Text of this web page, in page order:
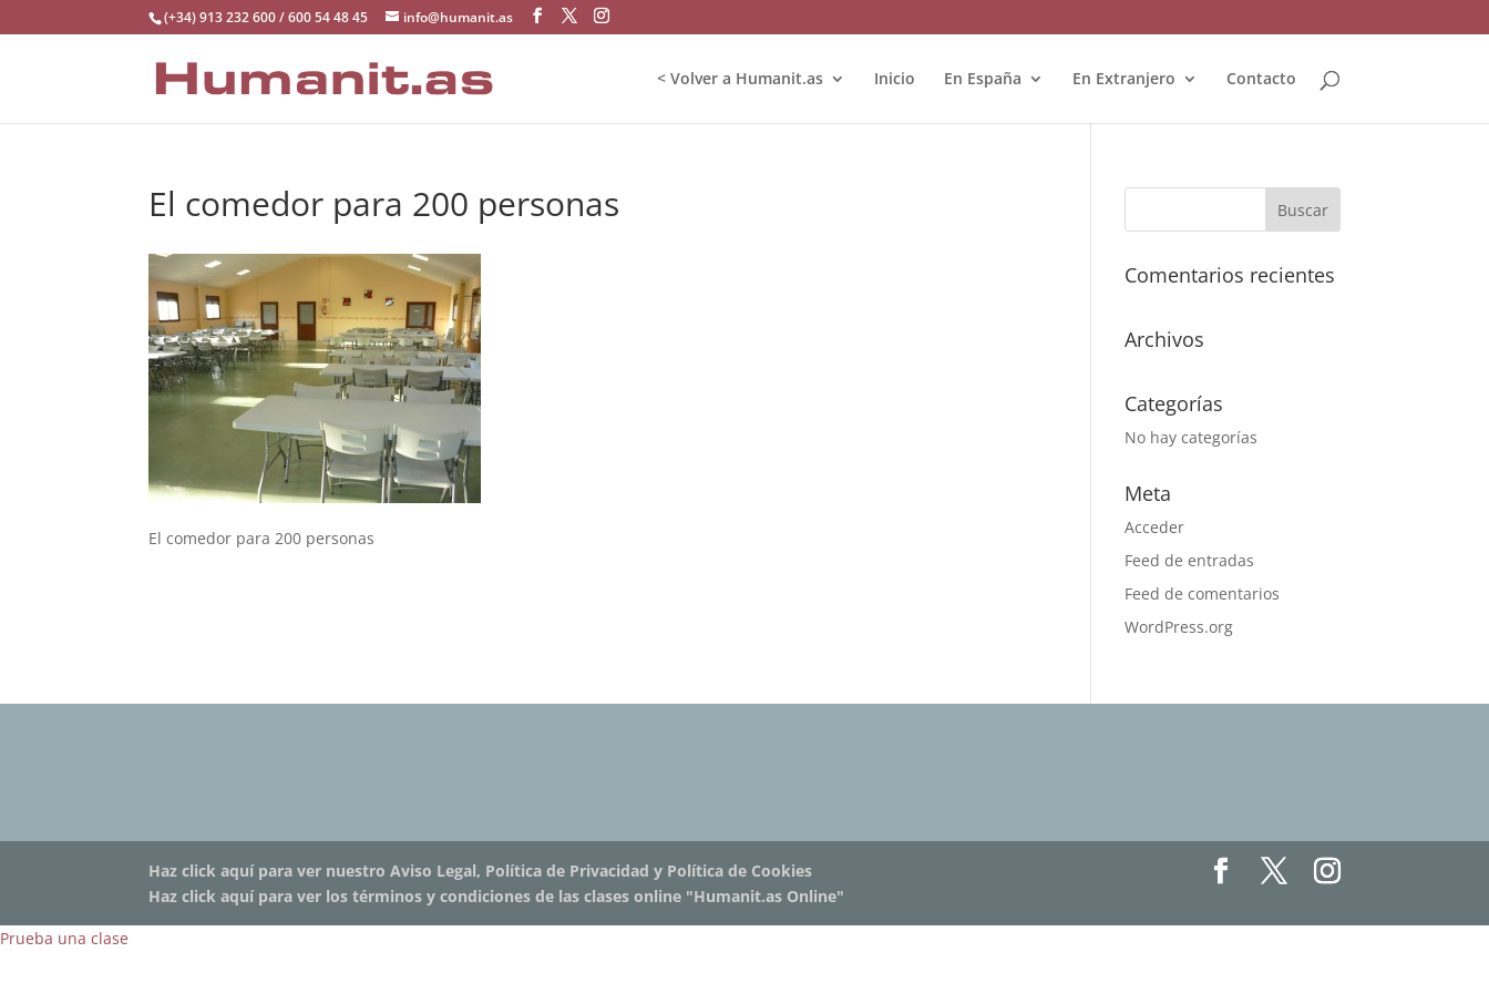
(+34) 913 232 600 / 600 54 48 45 info@humanit.as
< Volver a Humanit.as Inicio En España En Extranjero Contacto
El comedor para 200 personas
El comedor para 200 personas
Comentarios recientes
Archivos
Categorías
No hay categorías
Meta
Acceder
Feed de entradas
Feed de comentarios
WordPress.org
Haz click aquí para ver nuestro Aviso Legal, Política de Privacidad y Política de Cookies
Haz click aquí para ver los términos y condiciones de las clases online "Humanit.as Online"
Prueba una clase